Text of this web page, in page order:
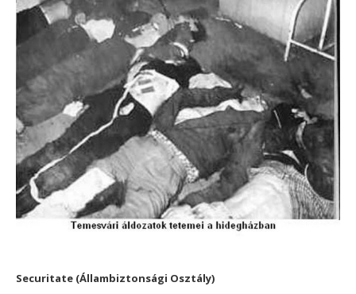
Securitate (Állambiztonsági Osztály)